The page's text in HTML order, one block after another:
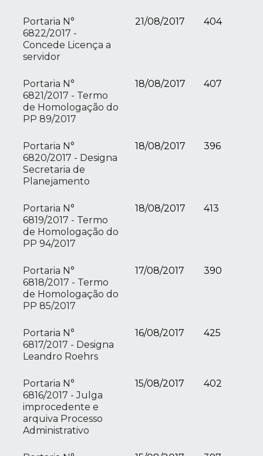
Portaria N°
6822/2017 -
Concede Licença a
servidor
21/08/2017 404
Portaria N°
6821/2017 - Termo
de Homologação do
PP 89/2017
18/08/2017 407
Portaria N°
6820/2017 - Designa
Secretaria de
Planejamento
18/08/2017 396
Portaria N°
6819/2017 - Termo
de Homologação do
PP 94/2017
18/08/2017 413
Portaria N°
6818/2017 - Termo
de Homologação do
PP 85/2017
17/08/2017 390
Portaria N°
6817/2017 - Designa
Leandro Roehrs
16/08/2017 425
Portaria N°
6816/2017 - Julga
improcedente e
arquiva Processo
Administrativo
15/08/2017 402